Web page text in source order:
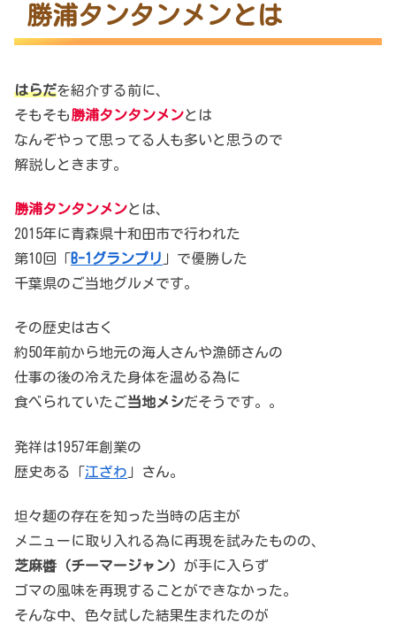
勝浦タンタンメンとは
はらだを紹介する前に、
そもそも勝浦タンタンメンとは
なんぞやって思ってる人も多いと思うので
解説しときます。
勝浦タンタンメンとは、
2015年に青森県十和田市で行われた
第10回「 B-1グランプリ 」で優勝した
千葉県のご当地グルメです。
その歴史は古く
約50年前から地元の海人さんや漁師さんの
仕事の後の冷えた身体を温める為に
食べられていたご当地メシだそうです。。
発祥は1957年創業の
歴史ある「江ざわ 」さん。
坦々麺の存在を知った当時の店主が
メニューに取り入れる為に再現を試みたものの、
芝麻醬（チーマージャン） が手に入らず
ゴマの風味を再現することができなかった。
そんな中、色々試した結果生まれたのが